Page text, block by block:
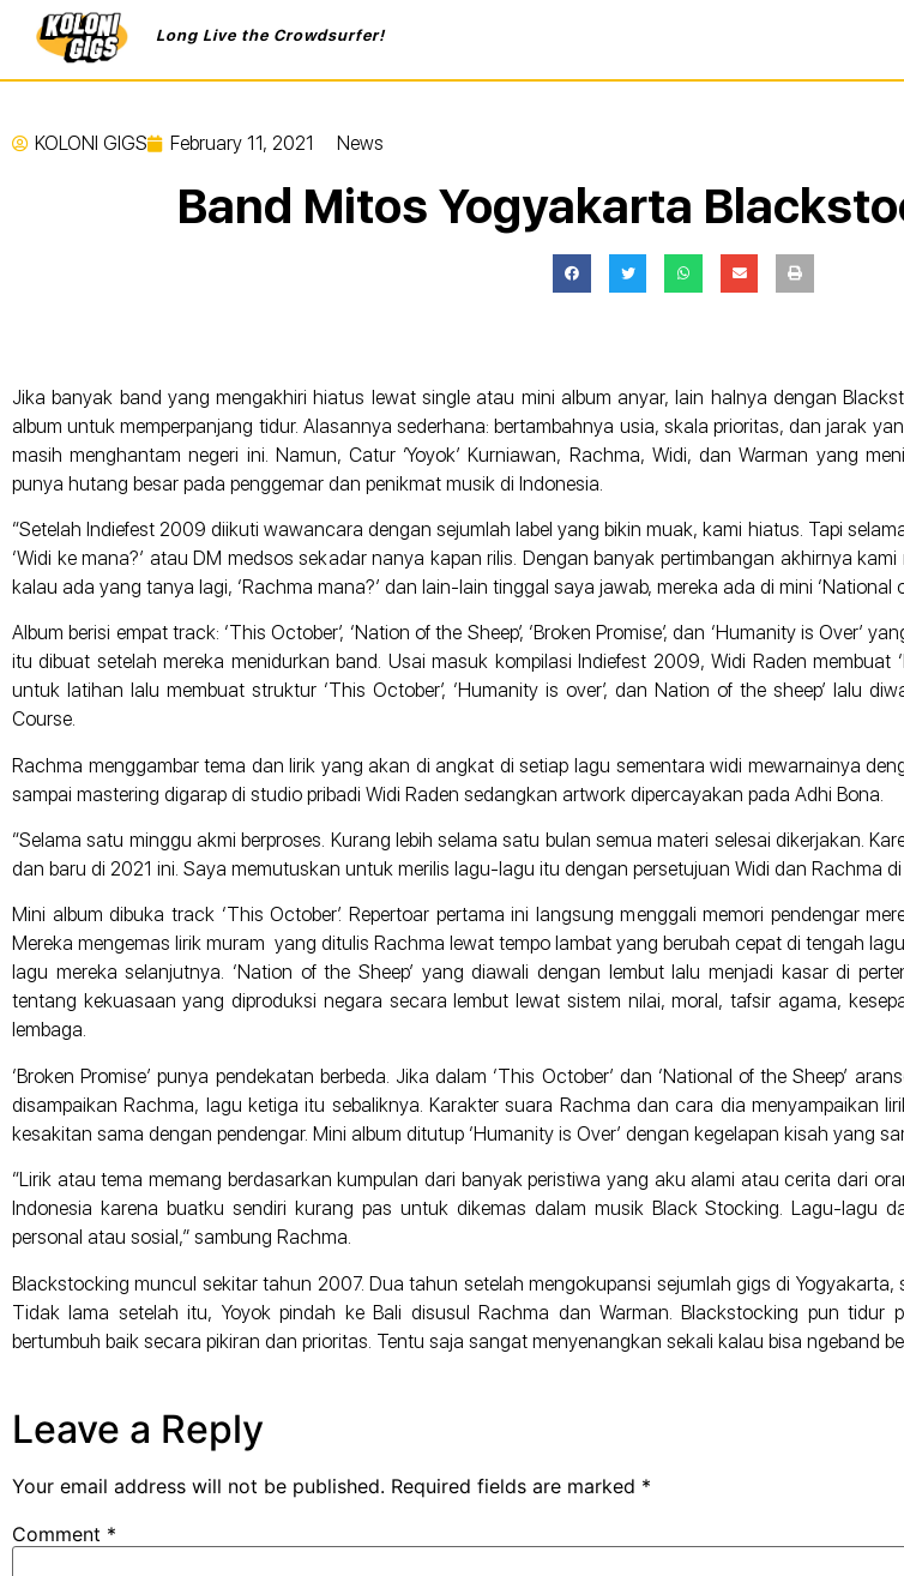
Long Live the Crowdsurfer!
KOLONI GIGS February 11, 2021 News
Band Mitos Yogyakarta
Jika banyak band yang mengakhiri hiatus lewat single atau mini album anyar, lain halnya dengan
album untuk memperpanjang tidur. Alasannya sederhana: bertambahnya usia, skala prioritas, dan jarak
masih menghantam negeri ini. Namun, Catur ‘Yoyok’ Kurniawan, Rachma, Widi, dan Warman yang
punya hutang besar pada penggemar dan penikmat musik di Indonesia.
“Setelah Indiefest 2009 diikuti wawancara dengan sejumlah label yang bikin muak, kami hiatus. Tapi
‘Widi ke mana?’ atau DM medsos sekadar nanya kapan rilis. Dengan banyak pertimbangan akhirnya
kalau ada yang tanya lagi, ‘Rachma mana?’ dan lain-lain tinggal saya jawab, mereka ada di mini ‘National
Album berisi empat track: ‘This October’, ‘Nation of the Sheep’, ‘Broken Promise’, dan ‘Humanity is Over’
itu dibuat setelah mereka menidurkan band. Usai masuk kompilasi Indiefest 2009, Widi Raden membuat
untuk latihan lalu membuat struktur ‘This October’, ‘Humanity is over’, dan Nation of the sheep’ lalu
Course.
Rachma menggambar tema dan lirik yang akan di angkat di setiap lagu sementara widi mewarnainya
sampai mastering digarap di studio pribadi Widi Raden sedangkan artwork dipercayakan pada Adhi Bona.
“Selama satu minggu akmi berproses. Kurang lebih selama satu bulan semua materi selesai dikerjakan.
dan baru di 2021 ini. Saya memutuskan untuk merilis lagu-lagu itu dengan persetujuan Widi dan Rachma
Mini album dibuka track ‘This October’. Repertoar pertama ini langsung menggali memori pendengar
Mereka mengemas lirik muram yang ditulis Rachma lewat tempo lambat yang berubah cepat di tengah
lagu mereka selanjutnya. ‘Nation of the Sheep’ yang diawali dengan lembut lalu menjadi kasar di
tentang kekuasaan yang diproduksi negara secara lembut lewat sistem nilai, moral, tafsir agama,
lembaga.
‘Broken Promise’ punya pendekatan berbeda. Jika dalam ‘This October’ dan ‘National of the Sheep’
disampaikan Rachma, lagu ketiga itu sebaliknya. Karakter suara Rachma dan cara dia menyampaikan
kesakitan sama dengan pendengar. Mini album ditutup ‘Humanity is Over’ dengan kegelapan kisah yang
“Lirik atau tema memang berdasarkan kumpulan dari banyak peristiwa yang aku alami atau cerita dari
Indonesia karena buatku sendiri kurang pas untuk dikemas dalam musik Black Stocking. Lagu-lagu
personal atau sosial,” sambung Rachma.
Blackstocking muncul sekitar tahun 2007. Dua tahun setelah mengokupansi sejumlah gigs di Yogyakarta,
Tidak lama setelah itu, Yoyok pindah ke Bali disusul Rachma dan Warman. Blackstocking pun tidur
bertumbuh baik secara pikiran dan prioritas. Tentu saja sangat menyenangkan sekali kalau bisa ngeband
Leave a Reply
Your email address will not be published. Required fields are marked *
Comment *